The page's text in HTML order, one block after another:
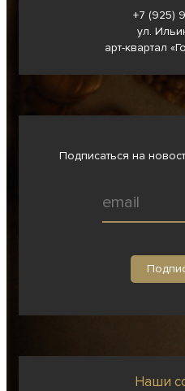
+7 (925)
ул.
арт-квартал
Подписаться на
Наши